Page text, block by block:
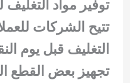
توفير مواد التغليف
تتيح الشركات
التغليف قبل يوم
تجهيز بعض القطع